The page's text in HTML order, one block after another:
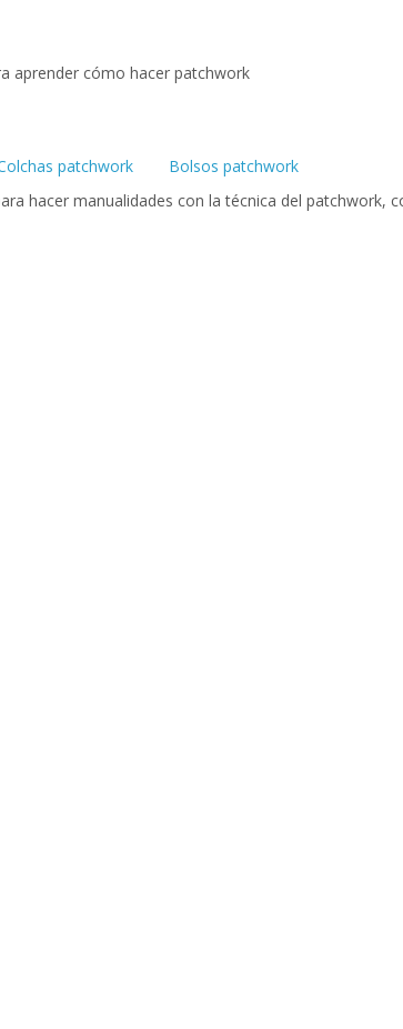
aprender cómo hacer patchwork
patchwork
Bolsos patchwork
hacer manualidades con la técnica del patchwork,